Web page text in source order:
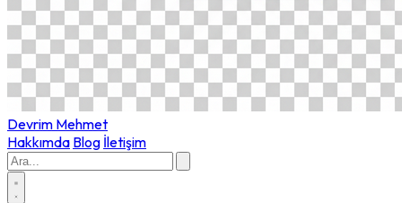
Devrim Mehmet
Hakkımda Blog İletişim